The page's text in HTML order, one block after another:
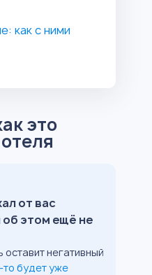
как с ними
это
от вас
этом ещё не
оставит негативный
то будет уже